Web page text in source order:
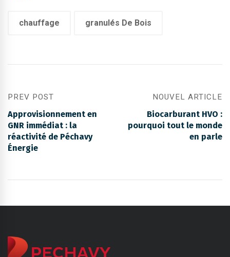
chauffage granulés De Bois
PREV POST
Approvisionnement en
GNR immédiat : la
réactivité de Péchavy
Énergie
NOUVEL ARTICLE
Biocarburant HVO :
pourquoi tout le monde
en parle